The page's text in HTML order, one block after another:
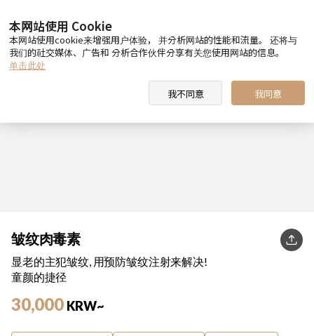
皱纹肉毒素
显老的主犯皱纹, 用预防皱纹注射来解决!
童颜的捷径
30,000 KRW~
本网站使用 Cookie
本网站使用cookie来增强用户体验， 并分析网站的性能和流量。 还将与
我们的社交媒体、广告和 分析合作伙伴分享有关您使用网站的信息。
单击此处
我不同意 我同意